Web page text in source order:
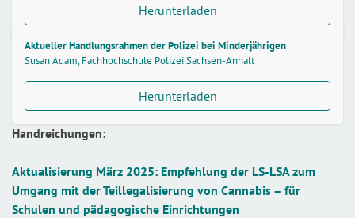
Herunterladen
Aktueller Handlungsrahmen der Polizei bei Minderjährigen
Susan Adam, Fachhochschule Polizei Sachsen-Anhalt
Herunterladen
Handreichungen:
Aktualisierung März 2025: Empfehlung der LS-LSA zum
Umgang mit der Teillegalisierung von Cannabis – für
Schulen und pädagogische Einrichtungen